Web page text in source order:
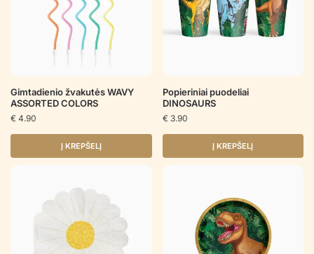
Gimtadienio žvakutės WAVY
ASSORTED COLORS
€ 4.90
Į KREPŠELĮ
Popieriniai puodeliai
DINOSAURS
€ 3.90
Į KREPŠELĮ